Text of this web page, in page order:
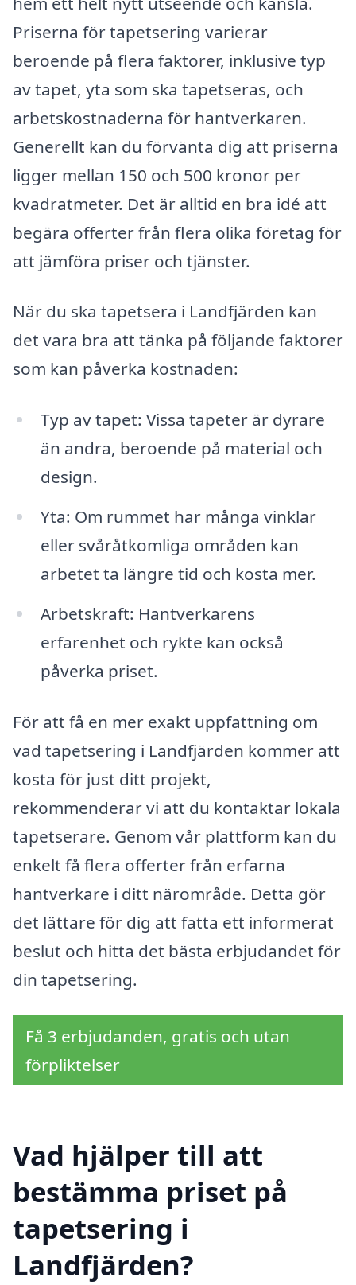
Priserna för tapetsering varierar
beroende på flera faktorer, inklusive typ
av tapet, yta som ska tapetseras, och
arbetskostnaderna för hantverkaren.
Generellt kan du förvänta dig att priserna
ligger mellan 150 och 500 kronor per
kvadratmeter. Det är alltid en bra idé att
begära offerter från flera olika företag för
att jämföra priser och tjänster.
När du ska tapetsera i Landfjärden kan
det vara bra att tänka på följande faktorer
som kan påverka kostnaden:
Typ av tapet: Vissa tapeter är dyrare
än andra, beroende på material och
design.
Yta: Om rummet har många vinklar
eller svåråtkomliga områden kan
arbetet ta längre tid och kosta mer.
Arbetskraft: Hantverkarens
erfarenhet och rykte kan också
påverka priset.
För att få en mer exakt uppfattning om
vad tapetsering i Landfjärden kommer att
kosta för just ditt projekt,
rekommenderar vi att du kontaktar lokala
tapetserare. Genom vår plattform kan du
enkelt få flera offerter från erfarna
hantverkare i ditt närområde. Detta gör
det lättare för dig att fatta ett informerat
beslut och hitta det bästa erbjudandet för
din tapetsering.
Få 3 erbjudanden, gratis och utan
förpliktelser
Vad hjälper till att
bestämma priset på
tapetsering i
Landfjärden?